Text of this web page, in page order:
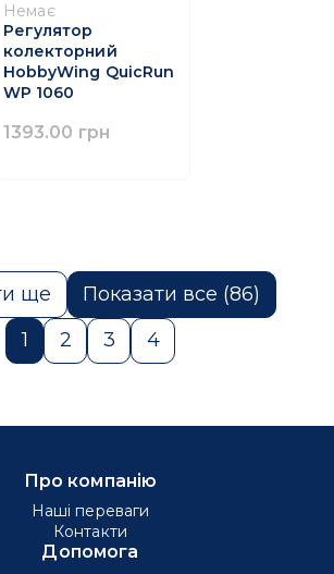
Немає
Регулятор
колекторний
HobbyWing QuicRun
WP 1060
1393.00 грн
ще
1
2 3 4
Показати все (86)
Про компанію
Наші переваги
Контакти
Допомога